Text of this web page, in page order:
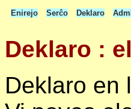
Enirejo Serĉo Deklaro
Deklaro :
Deklaro en